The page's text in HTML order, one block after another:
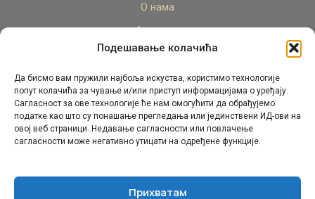
Подешавање колачића
Да бисмо вам пружили најбоља искуства, користимо технологије
попут колачића за чување и/или приступ информацијама о уређају.
Сагласност за ове технологије ће нам омогућити да обрађујемо
податке као што су понашање прегледања или јединствени ИД-ови на
овој веб страници. Недавање сагласности или повлачење
сагласности може негативно утицати на одређене функције.
Прихватам
О нама
Актуелно
Стручни кадар
Пројекти
Архива
Контакт